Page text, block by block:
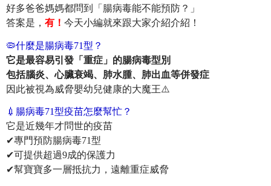
好多爸爸媽媽都問到「腸病毒能不能預防？」
答案是， 有！ 今天小編就來跟大家介紹介紹！
🦠什麼是腸病毒71型？
它是最容易引發「重症」的腸病毒型別
包括腦炎、心臟衰竭、肺水腫、肺出血等併發症
因此被視為威脅嬰幼兒健康的大魔王⚠️
💉腸病毒71型疫苗怎麼幫忙？
它是近幾年才問世的疫苗
✔專門預防腸病毒71型
✔可提供超過9成的保護力
✔幫寶寶多一層抵抗力，遠離重症威脅